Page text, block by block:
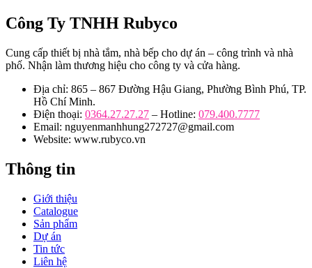
Công Ty TNHH Rubyco
Cung cấp thiết bị nhà tắm, nhà bếp cho dự án – công trình và nhà
phố. Nhận làm thương hiệu cho công ty và cửa hàng.
Địa chỉ: 865 – 867 Đường Hậu Giang, Phường Bình Phú, TP.
Hồ Chí Minh.
Điện thoại: 0364.27.27.27 – Hotline: 079.400.7777
Email: nguyenmanhhung272727@gmail.com
Website: www.rubyco.vn
Thông tin
Giới thiệu
Catalogue
Sản phẩm
Dự án
Tin tức
Liên hệ